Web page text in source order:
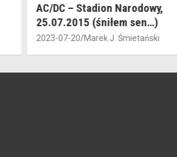
AC/DC – Stadion Narodowy,
25.07.2015 (śniłem sen…)
2023-07-20 Marek J. Śmietański